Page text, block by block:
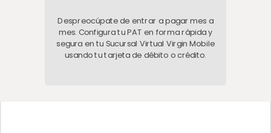
Despreocúpate de entrar a pagar mes a
mes. Configura tu PAT en forma rápida y
segura en tu Sucursal Virtual Virgin Mobile
usando tutarjeta de débito o crédito.